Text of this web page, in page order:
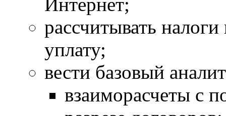
рассчитывать
уплату;
вести базовый
взаиморасчеты с